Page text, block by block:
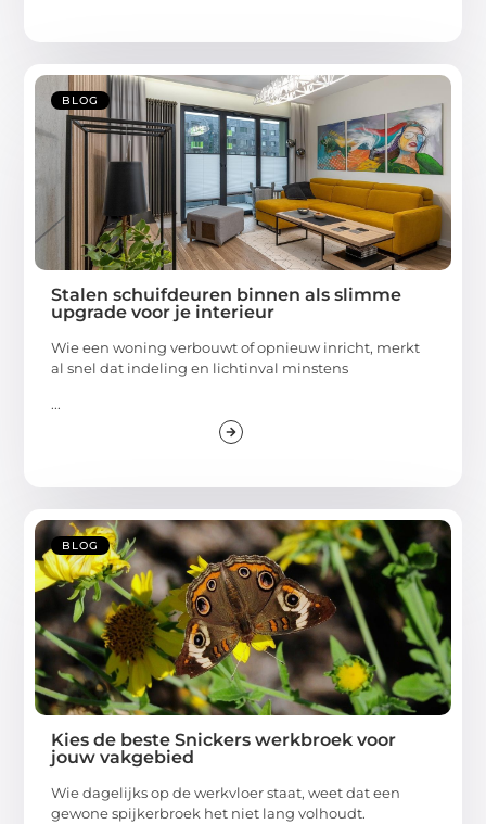
BLOG
Stalen schuifdeuren binnen als slimme
upgrade voor je interieur
Wie een woning verbouwt of opnieuw inricht, merkt
al snel dat indeling en lichtinval minstens
...
BLOG
Kies de beste Snickers werkbroek voor
jouw vakgebied
Wie dagelijks op de werkvloer staat, weet dat een
gewone spijkerbroek het niet lang volhoudt.